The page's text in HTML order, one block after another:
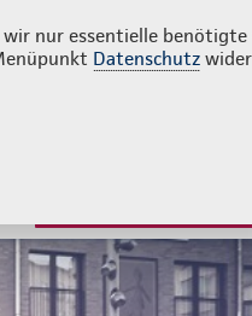
nur essentielle benötigte
Datenschutz
Login Kontakt 02858